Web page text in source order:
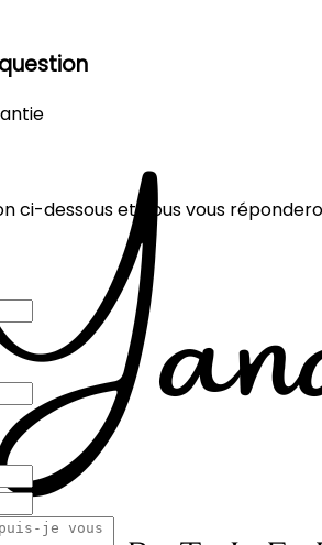
ci-dessous et nous vous